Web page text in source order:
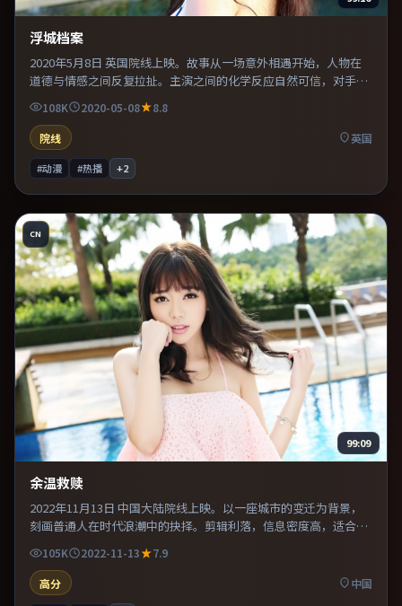
浮城档案
2020年5月8日 英国院线上映。故事从一场意外相遇开始，人物在
道德与情感之间反复拉扯。主演之间的化学反应自然可信，对手戏
张力贯穿全片。片尾留白意味深长，值得二刷细品台词与构图。
108K 2020-05-08
8.8
院线
英国
#动漫 #热播 +2
CN
99:09
余温救赎
2022年11月13日 中国大陆院线上映。以一座城市的变迁为背景，
刻画普通人在时代浪潮中的抉择。剪辑利落，信息密度高，适合喜
图。
105K 2022-11-13
7.9
高分
中国